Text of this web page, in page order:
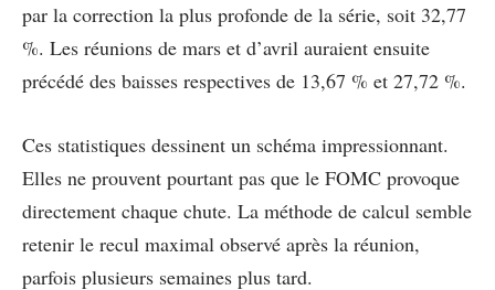
par la correction la plus profonde de la série, soit 32,77
%. Les réunions de mars et d’avril auraient ensuite
précédé des baisses respectives de 13,67 % et 27,72 %.
Ces statistiques dessinent un schéma impressionnant.
Elles ne prouvent pourtant pas que le FOMC provoque
directement chaque chute. La méthode de calcul semble
retenir le recul maximal observé après la réunion,
parfois plusieurs semaines plus tard.